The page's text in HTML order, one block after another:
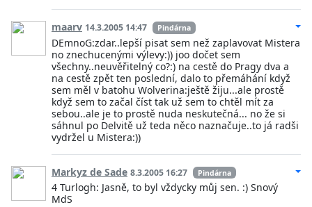
maarv 14.3.2005 14:47 Pindárna
DEmnoG:zdar..lepší pisat sem než zaplavovat Mistera
no znechucenými výlevy:)) joo dočet sem
všechny..neuvěřitelný co?:) na cestě do Pragy dva a
na cestě zpět ten poslední, dalo to přemáhání když
sem měl v batohu Wolverina:ještě žiju...ale prostě
když sem to začal číst tak už sem to chtěl mít za
sebou..ale je to prostě nuda neskutečná... no že si
sáhnul po Delvitě už teda něco naznačuje..to já radši
vydržel u Mistera:))
Markyz de Sade 8.3.2005 16:27 Pindárna
4 Turlogh: Jasně, to byl vždycky můj sen. :) Snový
MdS